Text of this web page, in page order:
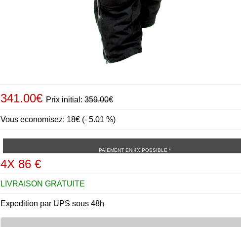
341.00€ Prix initial:359.00€
Vous economisez: 18€ (- 5.01 %)
PAIEMENT EN 4X POSSIBLE *
4X 86 €
LIVRAISON GRATUITE
Expedition par UPS sous 48h